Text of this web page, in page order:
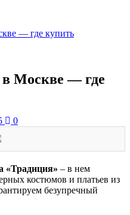
— где купить
в Москве — где
0
«Традиция» – в нем
костюмов и платьев из
безупречный